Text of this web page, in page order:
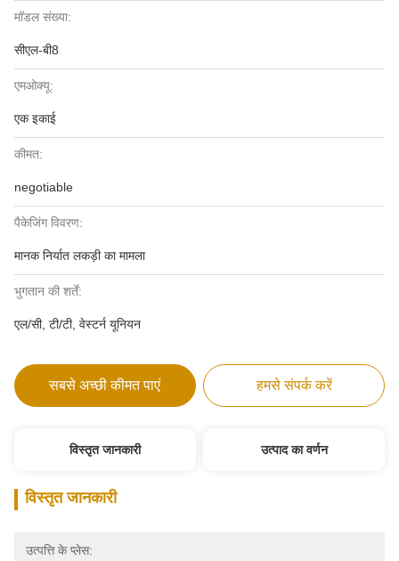
मॉडल संख्या:
सीएल-बी8
एमओक्यू:
एक इकाई
कीमत:
negotiable
पैकेजिंग विवरण:
मानक निर्यात लकड़ी का मामला
भुगतान की शर्तें:
एल/सी, टी/टी, वेस्टर्न यूनियन
सबसे अच्छी कीमत पाएं हमसे संपर्क करें
विस्तृत जानकारी उत्पाद का वर्णन
विस्तृत जानकारी
उत्पत्ति के प्लेस: